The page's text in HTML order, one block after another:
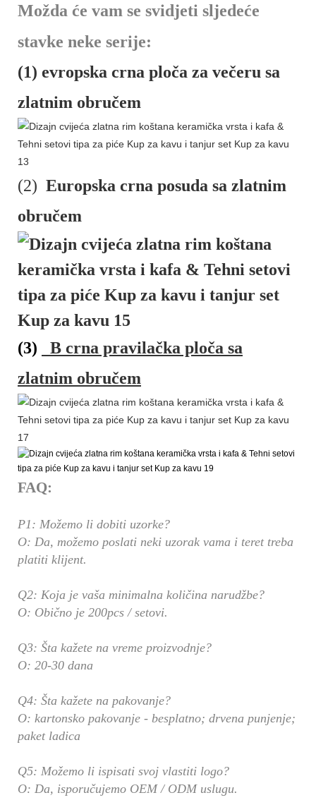
Možda će vam se svidjeti sljedeće
stavke neke serije:
(1) evropska crna ploča za večeru sa
zlatnim obručem
(2) Europska crna posuda sa zlatnim
obručem
(3) B crna pravilačka ploča sa
zlatnim obručem
FAQ:
P1: Možemo li dobiti uzorke?
O: Da, možemo poslati neki uzorak vama i teret treba
platiti klijent.
Q2: Koja je vaša minimalna količina narudžbe?
O: Obično je 200pcs / setovi.
Q3: Šta kažete na vreme proizvodnje?
O: 20-30 dana
Q4: Šta kažete na pakovanje?
O: kartonsko pakovanje - besplatno; drvena punjenje;
paket ladica
Q5: Možemo li ispisati svoj vlastiti logo?
O: Da, isporučujemo OEM / ODM uslugu.